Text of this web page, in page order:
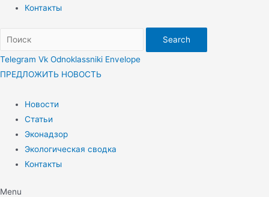
Контакты
Search
Telegram Vk Odnoklassniki Envelope
ПРЕДЛОЖИТЬ НОВОСТЬ
Новости
Статьи
Эконадзор
Экологическая сводка
Контакты
Menu